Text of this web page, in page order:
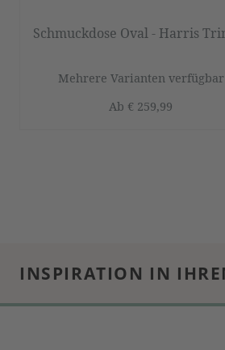
Schmuckdose Oval - Harris
Mehrere Varianten verfügbar
Ab € 259,99
INSPIRATION IN